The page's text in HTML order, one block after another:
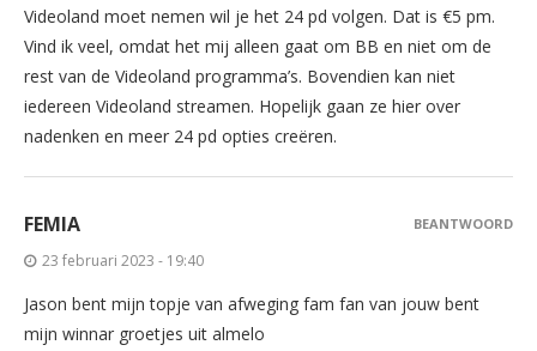
Videoland moet nemen wil je het 24 pd volgen. Dat is €5 pm.
Vind ik veel, omdat het mij alleen gaat om BB en niet om de
rest van de Videoland programma’s. Bovendien kan niet
iedereen Videoland streamen. Hopelijk gaan ze hier over
nadenken en meer 24 pd opties creëren.
FEMIA
23 februari 2023 - 19:40
Jason bent mijn topje van afweging fam fan van jouw bent
mijn winnar groetjes uit almelo
BEANTWOORD